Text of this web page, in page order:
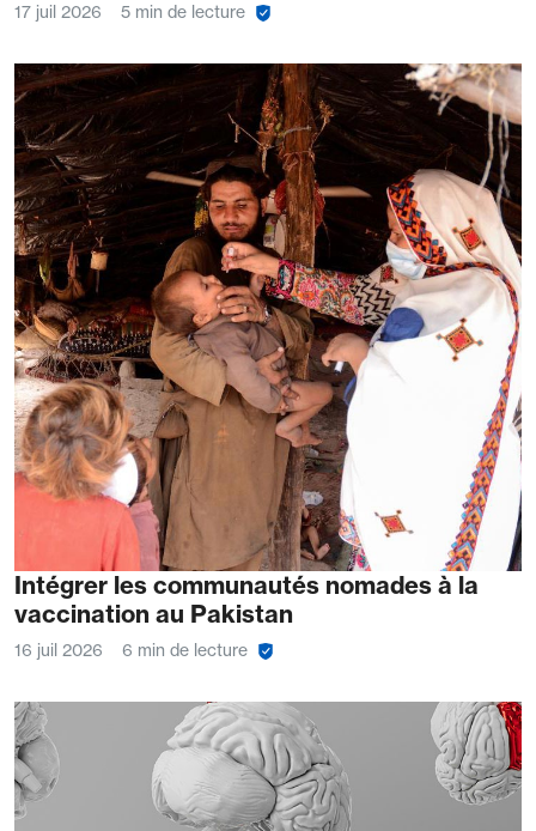
17 juil 2026 5 min de lecture
Intégrer les communautés nomades à la
vaccination au Pakistan
16 juil 2026 6 min de lecture